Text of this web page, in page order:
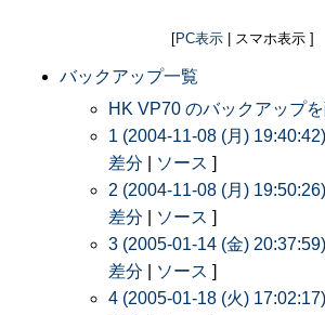
[PC表示 | スマホ表示 ]
バックアップ一覧
HK VP70 のバックアップ
1 (2004-11-08 (月) 19:40:42)
差分
ソース ]
2 (2004-11-08 (月) 19:50:26)
差分
ソース ]
3 (2005-01-14 (金) 20:37:59)
差分
ソース ]
4 (2005-01-18 (火) 17:02:17)